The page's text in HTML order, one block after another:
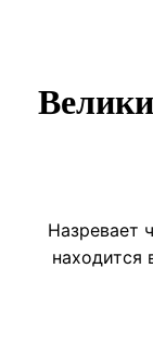
Назревает
находится